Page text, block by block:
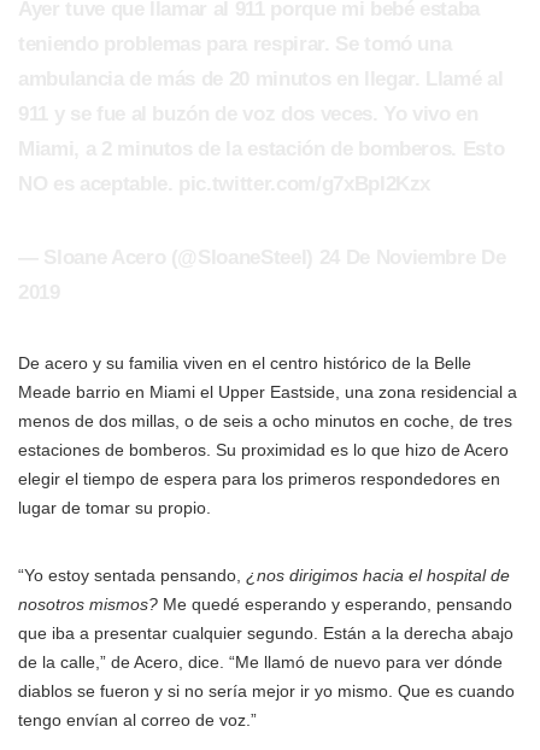
De acero y su familia viven en el centro histórico de la Belle
Meade barrio en Miami el Upper Eastside, una zona residencial a
menos de dos millas, o de seis a ocho minutos en coche, de tres
estaciones de bomberos. Su proximidad es lo que hizo de Acero
elegir el tiempo de espera para los primeros respondedores en
lugar de tomar su propio.
“Yo estoy sentada pensando, ¿nos dirigimos hacia el hospital de
nosotros mismos? Me quedé esperando y esperando, pensando
que iba a presentar cualquier segundo. Están a la derecha abajo
de la calle,” de Acero, dice. “Me llamó de nuevo para ver dónde
diablos se fueron y si no sería mejor ir yo mismo. Que es cuando
tengo envían al correo de voz.”